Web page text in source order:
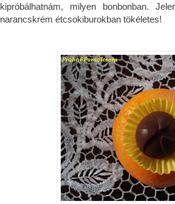
kipróbálhatnám, milyen bonbonban.
narancskrém étcsokiburokban tökéletes!